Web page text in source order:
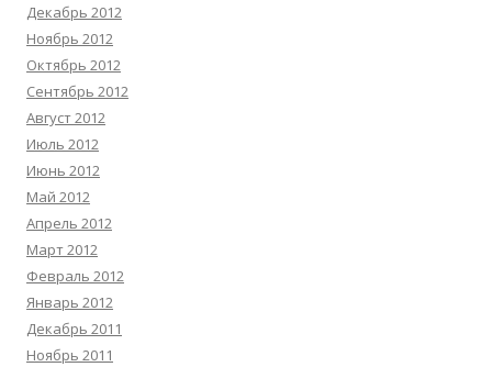
Декабрь 2012
Ноябрь 2012
Октябрь 2012
Сентябрь 2012
Август 2012
Июль 2012
Июнь 2012
Май 2012
Апрель 2012
Март 2012
Февраль 2012
Январь 2012
Декабрь 2011
Ноябрь 2011